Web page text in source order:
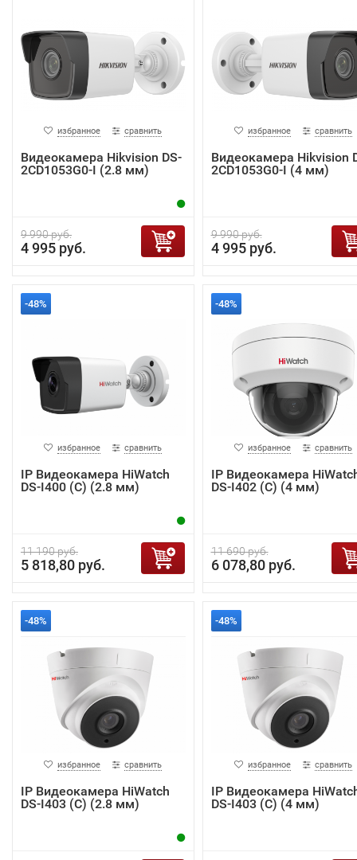
избранное сравнить
Видеокамера Hikvision DS-
2CD1053G0-I (2.8 мм)
9 990 руб.
4 995 руб.
избранное сравнить
Видеокамера Hikvision
2CD1053G0-I (4 мм)
9 990 руб.
4 995 руб.
-48%
избранное сравнить
IP Видеокамера HiWatch
DS-I400 (С) (2.8 мм)
11 190 руб.
5 818,80 руб.
-48%
избранное сравнить
IP Видеокамера
DS-I402 (C) (4 мм)
11 690 руб.
6 078,80 руб.
-48%
избранное сравнить
IP Видеокамера HiWatch
DS-I403 (C) (2.8 мм)
-48%
избранное сравнить
IP Видеокамера
DS-I403 (C) (4 мм)